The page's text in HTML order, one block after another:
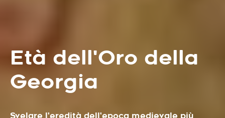
Età dell'Oro della
Georgia
Svelare l'eredità dell'epoca medievale più